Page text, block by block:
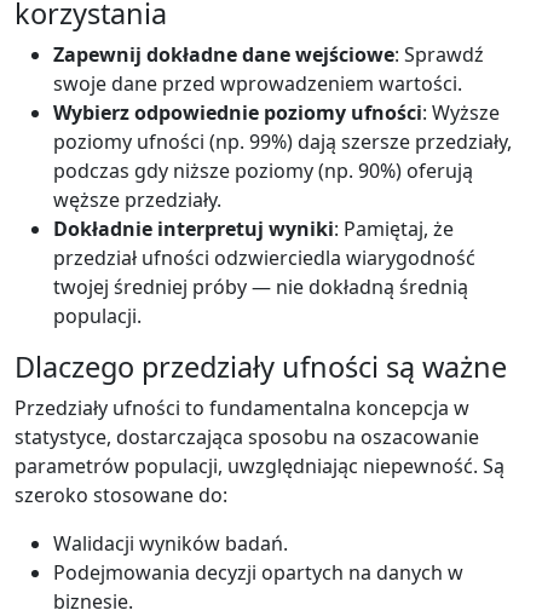
korzystania
Zapewnij dokładne dane wejściowe: Sprawdź
swoje dane przed wprowadzeniem wartości.
Wybierz odpowiednie poziomy ufności: Wyższe
poziomy ufności (np. 99%) dają szersze przedziały,
podczas gdy niższe poziomy (np. 90%) oferują
węższe przedziały.
Dokładnie interpretuj wyniki: Pamiętaj, że
przedział ufności odzwierciedla wiarygodność
twojej średniej próby — nie dokładną średnią
populacji.
Dlaczego przedziały ufności są ważne
Przedziały ufności to fundamentalna koncepcja w
statystyce, dostarczająca sposobu na oszacowanie
parametrów populacji, uwzględniając niepewność. Są
szeroko stosowane do:
Walidacji wyników badań.
Podejmowania decyzji opartych na danych w
biznesie.